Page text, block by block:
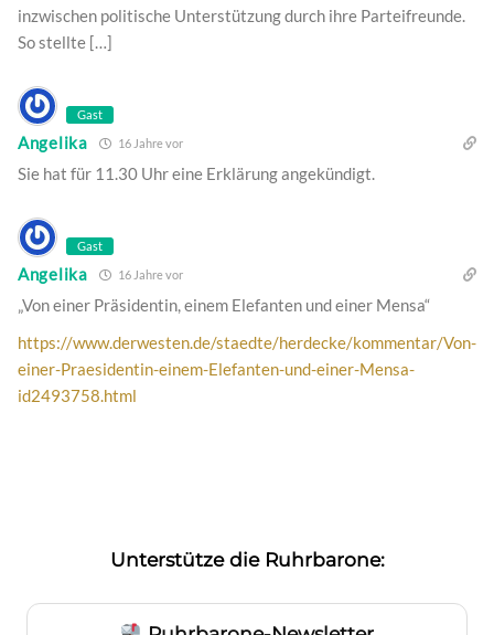
inzwischen politische Unterstützung durch ihre Parteifreunde.
So stellte […]
Gast
Angelika 16 Jahre vor
Sie hat für 11.30 Uhr eine Erklärung angekündigt.
Gast
Angelika 16 Jahre vor
„Von einer Präsidentin, einem Elefanten und einer Mensa“
https://www.derwesten.de/staedte/herdecke/kommentar/Von-
einer-Praesidentin-einem-Elefanten-und-einer-Mensa-
id2493758.html
Unterstütze die Ruhrbarone: